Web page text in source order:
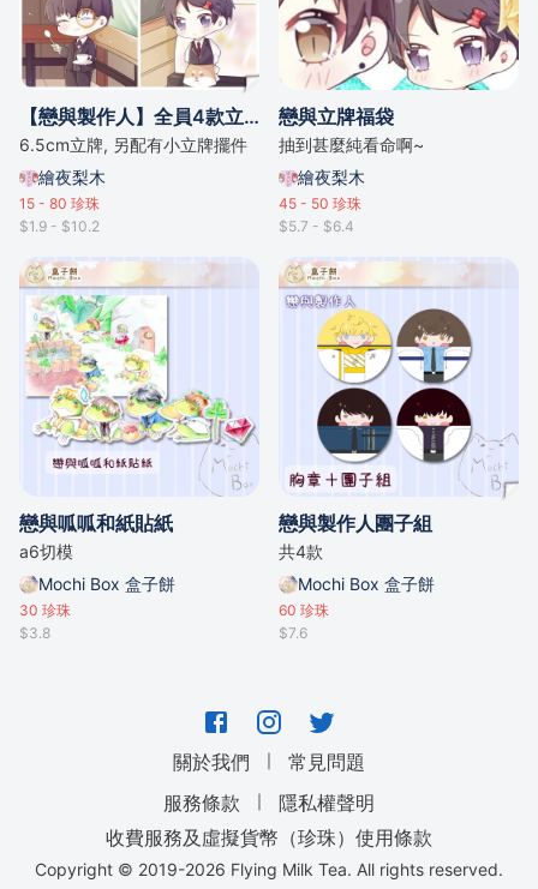
【戀與製作人】全員4款立牌/明信片 - 咖啡店款
6.5cm立牌, 另配有小立牌擺件
繪夜梨木
15 - 80 珍珠
$1.9 - $10.2
戀與立牌福袋
抽到甚麼純看命啊~
繪夜梨木
45 - 50 珍珠
$5.7 - $6.4
戀與呱呱和紙貼紙
a6切模
Mochi Box 盒子餅
30 珍珠
$3.8
戀與製作人團子組
共4款
Mochi Box 盒子餅
60 珍珠
$7.6
關於我們 ｜
常見問題
服務條款
｜
隱私權聲明
收費服務及虛擬貨幣（珍珠）使用條款
Copyright © 2019-2026 Flying Milk Tea. All rights reserved.